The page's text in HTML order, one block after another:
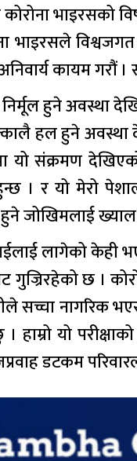
भाइरसको
भाइरसले
कायम गरौं
निर्मूल हुने अवस्था
हल हुने
संक्रमण
हुन्छ । र यो
जोखिमलाई
लागेको केही
गुज्रिरहेको छ ।
सच्चा नागरिक
हाम्रो यो
डटकम